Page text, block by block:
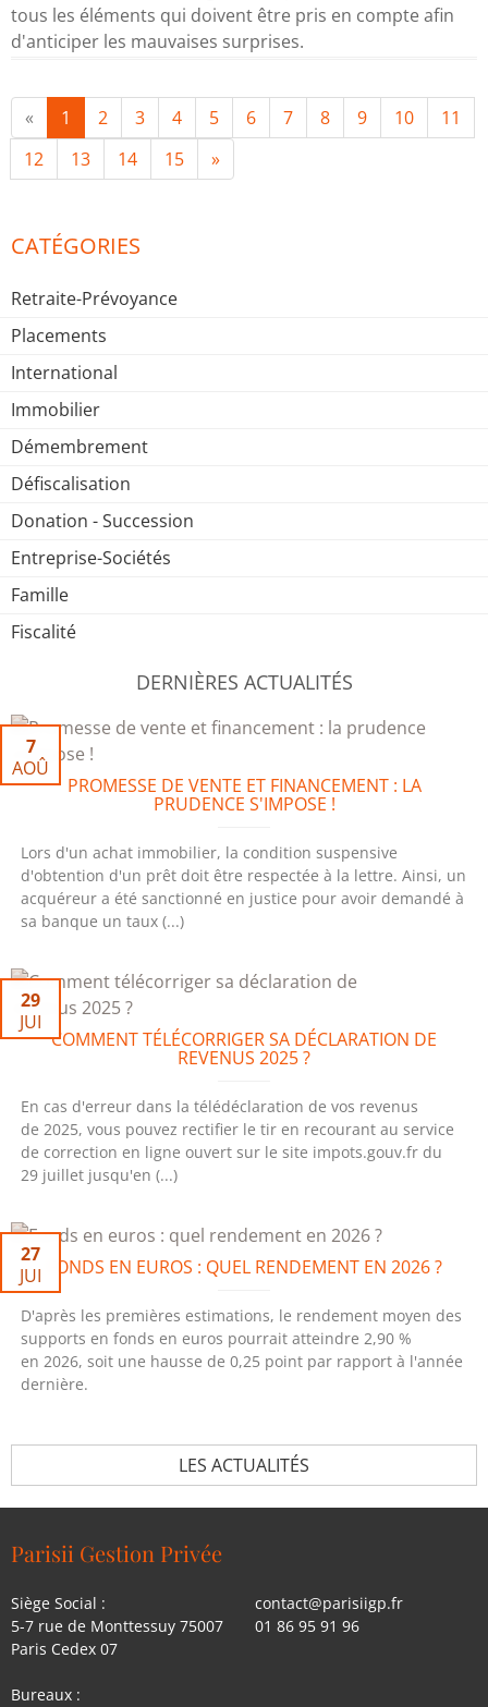
tous les éléments qui doivent être pris en compte afin
d'anticiper les mauvaises surprises.
« 1 2 3 4 5 6 7 8 9 10
11
12
13 14 15 »
CATÉGORIES
Retraite-Prévoyance
Placements
International
Immobilier
Démembrement
Défiscalisation
Donation - Succession
Entreprise-Sociétés
Famille
Fiscalité
DERNIÈRES ACTUALITÉS
PROMESSE DE VENTE ET FINANCEMENT : LA
PRUDENCE S'IMPOSE !
7
AOÛ
Lors d'un achat immobilier, la condition suspensive
d'obtention d'un prêt doit être respectée à la lettre. Ainsi, un
acquéreur a été sanctionné en justice pour avoir demandé à
sa banque un taux (...)
COMMENT TÉLÉCORRIGER SA DÉCLARATION DE
REVENUS 2025 ?
29
JUI
En cas d'erreur dans la télédéclaration de vos revenus
de 2025, vous pouvez rectifier le tir en recourant au service
de correction en ligne ouvert sur le site impots.gouv.fr du
29 juillet jusqu'en (...)
FONDS EN EUROS : QUEL RENDEMENT EN 2026 ?
27
JUI
D'après les premières estimations, le rendement moyen des
supports en fonds en euros pourrait atteindre 2,90 %
en 2026, soit une hausse de 0,25 point par rapport à l'année
dernière.
LES ACTUALITÉS
Parisii Gestion Privée
Siège Social :
5-7 rue de Monttessuy 75007
Paris Cedex 07
Bureaux :
contact@parisiigp.fr
01 86 95 91 96